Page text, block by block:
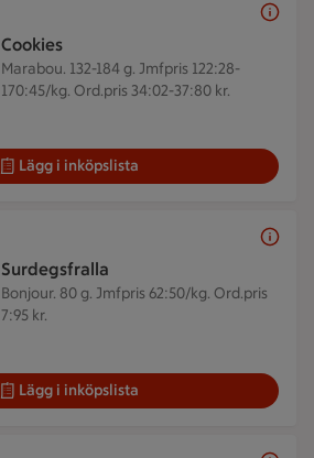
Cookies
Marabou. 132-184 g. Jmfpris 122:28-
170:45/kg. Ord.pris 34:02-37:80 kr.
Lägg i inköpslista
Surdegsfralla
Bonjour. 80 g. Jmfpris 62:50/kg. Ord.pris
7:95 kr.
Lägg i inköpslista